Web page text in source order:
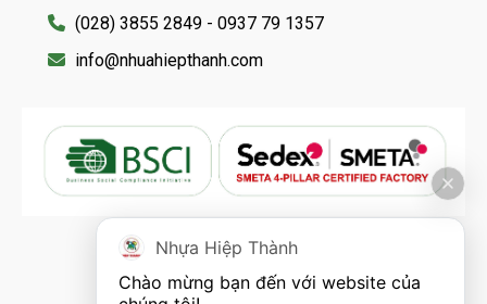
(028) 3855 2849 - 0937 79 1357
info@nhuahiepthanh.com
FOLLOW US
Nhựa Hiệp Thành
Chào mừng bạn đến với website của